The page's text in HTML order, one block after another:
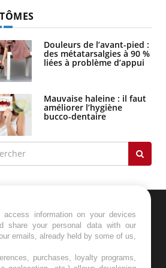
Douleurs de l’avant-pied :
des métatarsalgies à 90 %
liées à problème d’appui
Mauvaise haleine : il faut
améliorer l’hygiène
bucco-dentaire
information on your devices
share your personal data with our
emails, already held by some of us,
purchases, loyalty programs,